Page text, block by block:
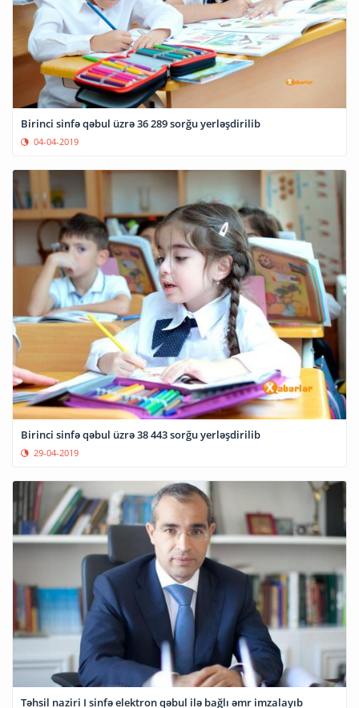
Birinci sinfə qəbul üzrə 36 289 sorğu yerləşdirilib
04-04-2019
Birinci sinfə qəbul üzrə 38 443 sorğu yerləşdirilib
29-04-2019
Təhsil naziri I sinfə elektron qəbul ilə bağlı əmr imzalayıb